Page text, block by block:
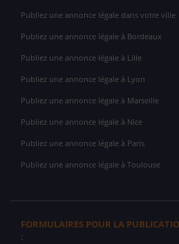
Publiez une annonce légale dans votre ville
Publiez une annonce légale à Bordeaux
Publiez une annonce légale à Lille
Publiez une annonce légale à Lyon
Publiez une annonce légale à Marseille
Publiez une annonce légale à Nice
Publiez une annonce légale à Paris
Publiez une annonce légale à Toulouse
FORMULAIRES POUR LA
: